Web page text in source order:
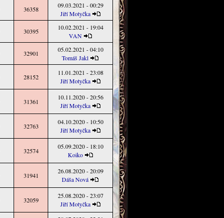
36358
09.03.2021 - 00:29
Jiří Motyčka
30395
10.02.2021 - 19:04
VAN
32901
05.02.2021 - 04:10
Tomáš Jakl
28152
11.01.2021 - 23:08
Jiří Motyčka
31361
10.11.2020 - 20:56
Jiří Motyčka
32763
04.10.2020 - 10:50
Jiří Motyčka
32574
05.09.2020 - 18:10
Koiko
31941
26.08.2020 - 20:09
Dáša Nová
32059
25.08.2020 - 23:07
Jiří Motyčka